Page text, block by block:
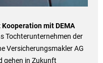
mit DEMA
Tochterunternehmen der
Versicherungsmakler AG
gehen in Zukunft